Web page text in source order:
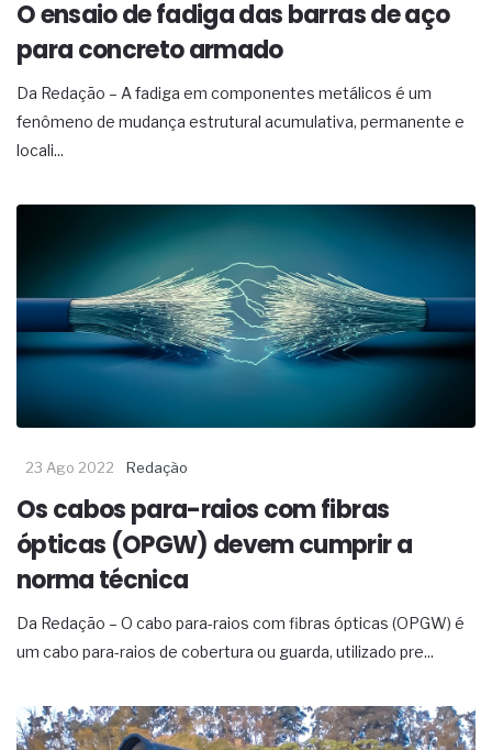
O ensaio de fadiga das barras de aço
para concreto armado
Da Redação – A fadiga em componentes metálicos é um
fenômeno de mudança estrutural acumulativa, permanente e
locali...
23 Ago 2022 Redação
Os cabos para-raios com fibras
ópticas (OPGW) devem cumprir a
norma técnica
Da Redação – O cabo para-raios com fibras ópticas (OPGW) é
um cabo para-raios de cobertura ou guarda, utilizado pre...